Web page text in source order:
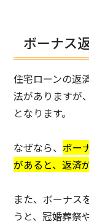
ボーナス
住宅ローンの返
法がありますが
となります。
なぜなら、 ボー
があると、返済
また、ボーナス
うと、冠婚葬祭